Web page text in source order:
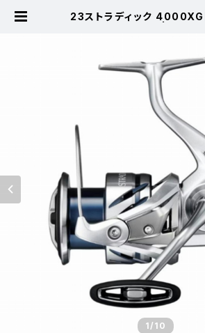
23ストラディック 4000XG
1/10